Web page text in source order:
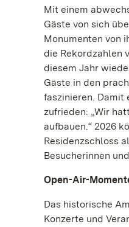
Mit einem
Gäste von sich
Monumenten von
die Rekordzahlen
diesem Jahr
Gäste in den
faszinieren. Damit
zufrieden: „Wir
aufbauen.“ 2026
Residenzschloss
Besucherinnen
Open-Air-
Das historische
Konzerte und